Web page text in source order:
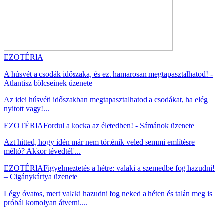
EZOTÉRIA
A húsvét a csodák időszaka, és ezt hamarosan megtapasztalhatod! -
Atlantisz bölcseinek üzenete
Az idei húsvéti időszakban megtapasztalhatod a csodákat, ha elég
nyitott vagy!...
EZOTÉRIAFordul a kocka az életedben! - Sámánok üzenete
Azt hitted, hogy idén már nem történik veled semmi említésre
méltó? Akkor tévedtél!...
EZOTÉRIAFigyelmeztetés a hétre: valaki a szemedbe fog hazudni!
– Cigánykártya üzenete
Légy óvatos, mert valaki hazudni fog neked a héten és talán meg is
próbál komolyan átverni....